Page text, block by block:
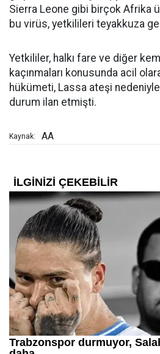
Sierra Leone gibi birçok Afrika
bu virüs, yetkilileri teyakkuza
Yetkililer, halkı fare ve diğer
kaçınmaları konusunda acil
hükümeti, Lassa ateşi
durum ilan etmişti.
Kaynak: AA